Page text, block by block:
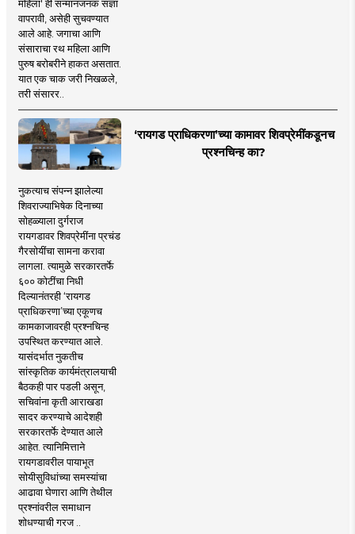
महिला' ही सन्मानजनक संज्ञा
वापरावी, असेही सुचवण्यात
आले आहे. जगाचा आणि
संसाराचा रथ महिला आणि
पुरुष बरोबरीने हाकत असतात.
यात एक चाक जरी निखळले,
तरी संसारर..
‘रायगड प्राधिकरणा’च्या कामावर शिवप्रेमींकडूनच
प्रश्नचिन्ह का?
नुकत्याच संपन्न झालेल्या
शिवराज्याभिषेक दिनाच्या
सोहळ्याला दुर्गराज
रायगडावर शिवप्रेमींना प्रचंड
गैरसोयींचा सामना करावा
लागला. त्यामुळे सरकारतर्फे
६०० कोटींचा निधी
दिल्यानंतरही ‘रायगड
प्राधिकरणा’च्या एकूणच
कामकाजावरही प्रश्नचिन्ह
उपस्थित करण्यात आले.
यासंदर्भात नुकतीच
सांस्कृतिक कार्यमंत्रालयाची
बैठकही पार पडली असून,
सचिवांना कृती आराखडा
सादर करण्याचे आदेशही
सरकारतर्फे देण्यात आले
आहेत. त्यानिमित्ताने
रायगडावरील पायाभूत
सोयीसुविधांच्या समस्यांचा
आढावा घेणारा आणि तेथील
प्रश्नांवरील समाधान
शोधण्याची गरज ..